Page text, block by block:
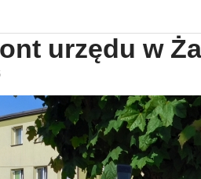
urzędu w